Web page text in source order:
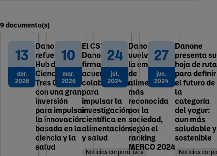
9 documento(s)
13
abr.
2026
Danone
refuerza su
Hub de
Ciencia en
Tres Cantos
con una gran
inversión
para impulsar
la innovación
basada en la
ciencia y la
salud
10
mar.
2026
El CSIC y
Danone
firman un
acuerdo de
colaboración
para
impulsar la
investigación
científica en
alimentación
y salud
Noticias corporativas
24
jul.
2024
Danone
vuelve a ser
la empresa
de
alimentación
más
reconocida
por la
sociedad,
según el
ranking
MERCO 2024
27
jun.
2024
Danone
presenta su
hoja de ruta
para definir
el futuro de
la
categoría
del yogur:
aun más
saludable y
sostenible
Noticias